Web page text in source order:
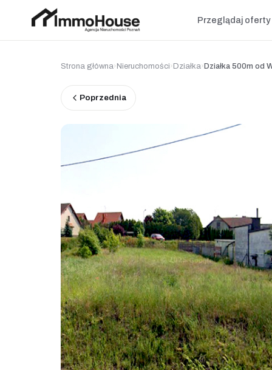
Przeglądaj oferty
Strona główna› Nieruchomości› Działka› Działka 500m od
Poprzednia